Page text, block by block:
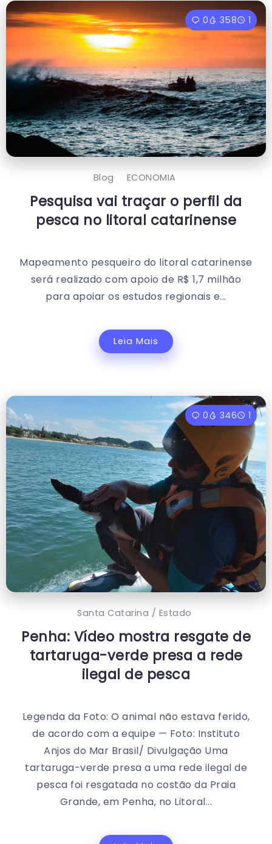
0 358 1
Blog ECONOMIA
Pesquisa vai traçar o perfil da
pesca no litoral catarinense
Mapeamento pesqueiro do litoral catarinense
será realizado com apoio de R$ 1,7 milhão
para apoiar os estudos regionais e...
Leia Mais
0 346 1
Santa Catarina / Estado
Penha: Vídeo mostra resgate de
tartaruga-verde presa a rede
ilegal de pesca
Legenda da Foto: O animal não estava ferido,
de acordo com a equipe — Foto: Instituto
Anjos do Mar Brasil/ Divulgação Uma
tartaruga-verde presa a uma rede ilegal de
pesca foi resgatada no costão da Praia
Grande, em Penha, no Litoral...